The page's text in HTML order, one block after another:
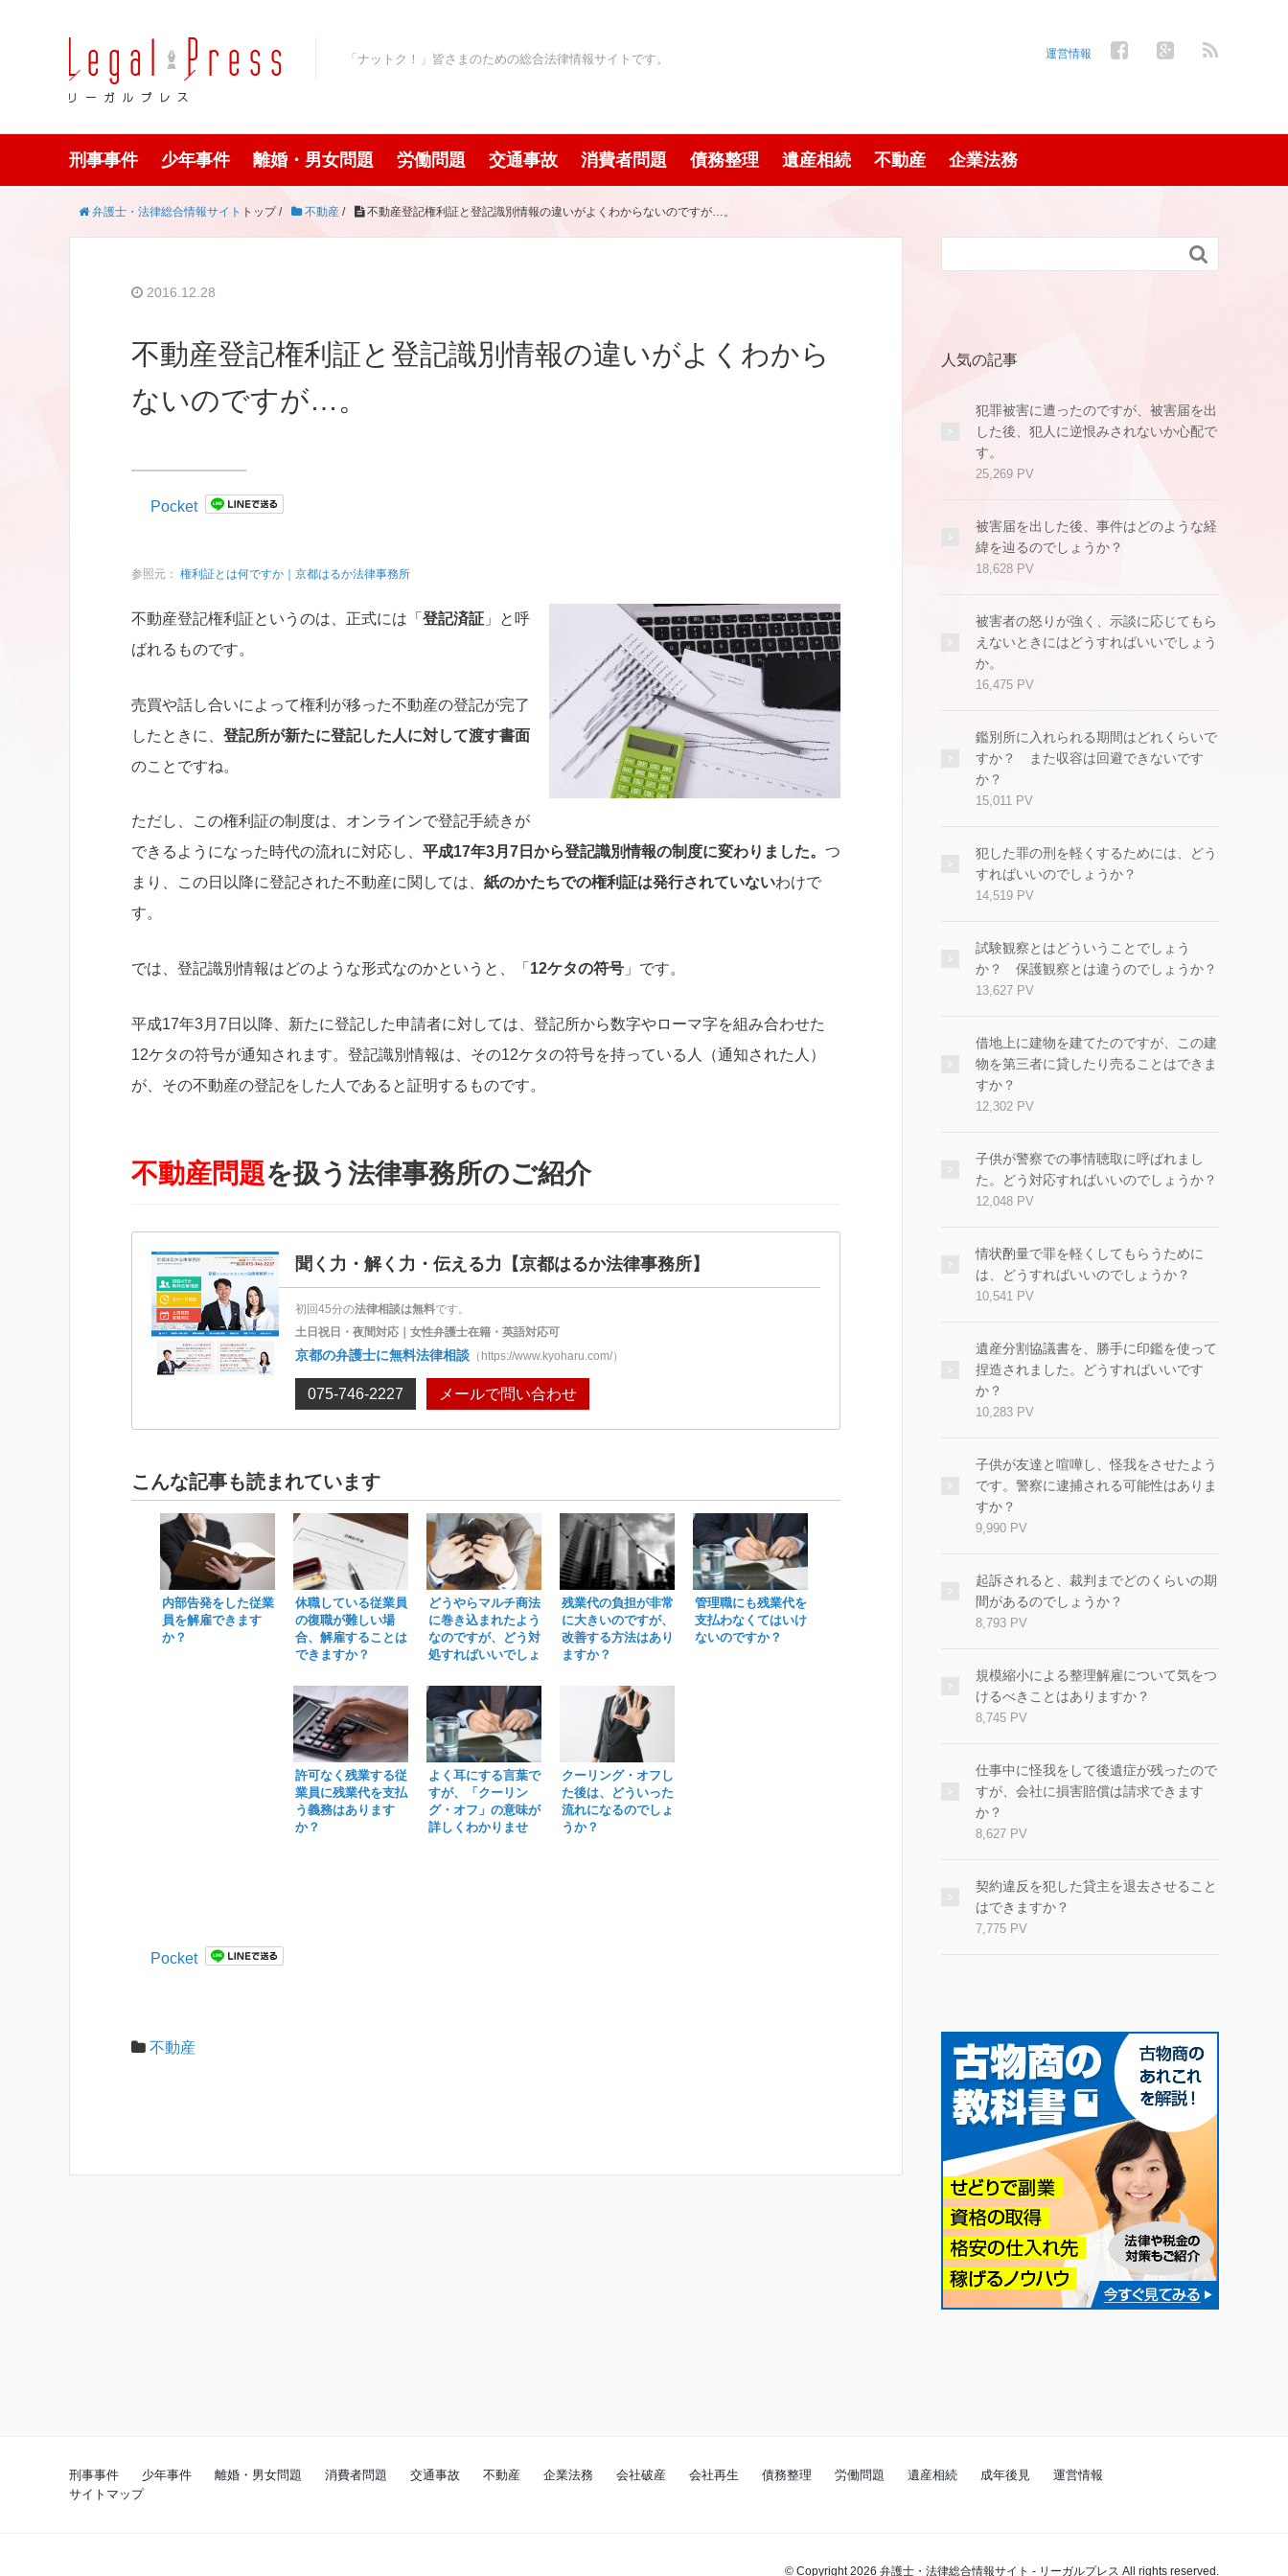
「ナットク！」皆さまのための総合法律情報サイトです。 運営情報
刑事事件 少年事件 離婚・男女問題 労働問題 交通事故 消費者問題 債務整理 遺産相続 不動産 企業法務
弁護士・法律総合情報サイト トップ / 不動産 / 不動産登記権利証と登記識別情報の違いがよくわからないのですが…。
2016.12.28
不動産登記権利証と登記識別情報の違いがよくわから
ないのですが…。
Pocket
参照元： 権利証とは何ですか｜京都はるか法律事務所
不動産登記権利証というのは、正式には「 登記済証 」と呼
ばれるものです。
売買や話し合いによって権利が移った不動産の登記が完了
したときに、 登記所が新たに登記した人に対して渡す書面
のことですね。
ただし、この権利証の制度は、オンラインで登記手続きが
できるようになった時代の流れに対応し、 平成17年3月7日から登記識別情報の制度に変わりました。 つ
まり、この日以降に登記された不動産に関しては、 紙のかたちでの権利証は発行されていないわけで
す。
では、登記識別情報はどのような形式なのかというと、「 12ケタの符号 」です。
平成17年3月7日以降、新たに登記した申請者に対しては、登記所から数字やローマ字を組み合わせた
12ケタの符号が通知されます。登記識別情報は、その12ケタの符号を持っている人（通知された人）
が、その不動産の登記をした人であると証明するものです。
不動産問題を扱う法律事務所のご紹介
聞く力・解く力・伝える力 【京都はるか法律事務所】
初回45分の法律相談は無料です。
土日祝日・夜間対応｜女性弁護士在籍・英語対応可
京都の弁護士に無料法律相談（https://www.kyoharu.com/）
075-746-2227 メールで問い合わせ
こんな記事も読まれています
内部告発をした従業
員を解雇できます
か？
休職している従業員
の復職が難しい場
合、解雇することは
できますか？
どうやらマルチ商法
に巻き込まれたよう
なのですが、どう対
処すればいいでしょ
残業代の負担が非常
に大きいのですが、
改善する方法はあり
ますか？
管理職にも残業代を
支払わなくてはいけ
ないのですか？
許可なく残業する従
業員に残業代を支払
う義務はあります
か？
よく耳にする言葉で
すが、「クーリン
グ・オフ」の意味が
詳しくわかりませ
クーリング・オフし
た後は、どういった
流れになるのでしょ
うか？
Pocket
不動産

人気の記事
犯罪被害に遭ったのですが、被害届を出
した後、犯人に逆恨みされないか心配で
す。
25,269 PV
被害届を出した後、事件はどのような経
緯を辿るのでしょうか？
18,628 PV
被害者の怒りが強く、示談に応じてもら
えないときにはどうすればいいでしょう
か。
16,475 PV
鑑別所に入れられる期間はどれくらいで
すか？ また収容は回避できないです
か？
15,011 PV
犯した罪の刑を軽くするためには、どう
すればいいのでしょうか？
14,519 PV
試験観察とはどういうことでしょう
か？ 保護観察とは違うのでしょうか？
13,627 PV
借地上に建物を建てたのですが、この建
物を第三者に貸したり売ることはできま
すか？
12,302 PV
子供が警察での事情聴取に呼ばれまし
た。どう対応すればいいのでしょうか？
12,048 PV
情状酌量で罪を軽くしてもらうために
は、どうすればいいのでしょうか？
10,541 PV
遺産分割協議書を、勝手に印鑑を使って
捏造されました。どうすればいいです
か？
10,283 PV
子供が友達と喧嘩し、怪我をさせたよう
です。警察に逮捕される可能性はありま
すか？
9,990 PV
起訴されると、裁判までどのくらいの期
間があるのでしょうか？
8,793 PV
規模縮小による整理解雇について気をつ
けるべきことはありますか？
8,745 PV
仕事中に怪我をして後遺症が残ったので
すが、会社に損害賠償は請求できます
か？
8,627 PV
契約違反を犯した貸主を退去させること
はできますか？
7,775 PV
刑事事件 少年事件 離婚・男女問題 消費者問題 交通事故 不動産 企業法務 会社破産 会社再生 債務整理 労働問題 遺産相続 成年後見
運営情報
サイトマップ
© Copyright 2026 弁護士・法律総合情報サイト - リーガルプレス All rights reserved.